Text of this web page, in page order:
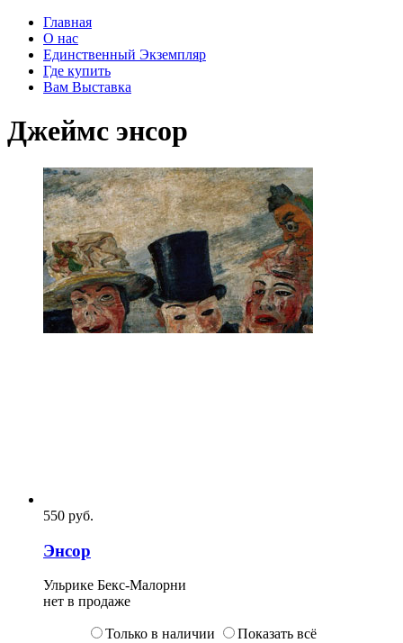
Главная
О нас
Единственный Экземпляр
Где купить
Вам Выставка
Джеймс энсор
550 pуб.
Энсор
Ульрике Бекс-Малорни
нет в продаже
Только в наличии
Показать всё